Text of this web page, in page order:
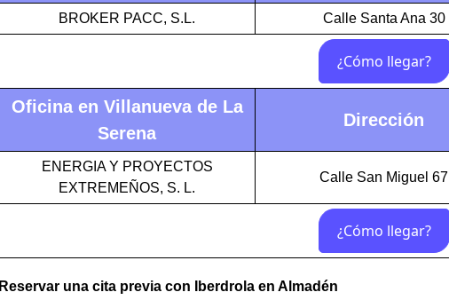
BROKER PACC, S.L. Calle Santa Ana 30
Oficina en Villanueva de La
Serena
Dirección
ENERGIA Y PROYECTOS
EXTREMEÑOS, S. L.
Calle San Miguel 67
Reservar una cita previa con Iberdrola en Almadén